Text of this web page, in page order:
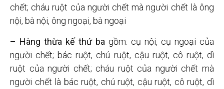
chết; cháu ruột của người chết mà người chết là ông
nội, bà nội, ông ngoại, bà ngoại
– Hàng thừa kế thứ ba gồm: cụ nội, cụ ngoại của
người chết; bác ruột, chú ruột, cậu ruột, cô ruột, dì
ruột của người chết; cháu ruột của người chết mà
người chết là bác ruột, chú ruột, cậu ruột, cô ruột, dì